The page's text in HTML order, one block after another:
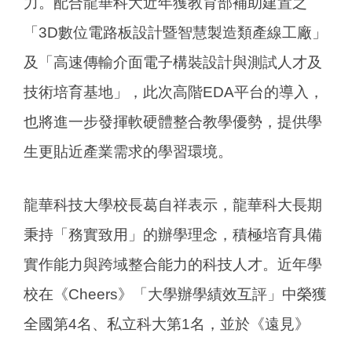
「3D數位電路板設計暨智慧製造類產線工廠」
及「高速傳輸介面電子構裝設計與測試人才及
技術培育基地」，此次高階EDA平台的導入，
也將進一步發揮軟硬體整合教學優勢，提供學
生更貼近產業需求的學習環境。
龍華科技大學校長葛自祥表示，龍華科大長期
秉持「務實致用」的辦學理念，積極培育具備
實作能力與跨域整合能力的科技人才。近年學
校在《Cheers》「大學辦學績效互評」中榮獲
全國第4名、私立科大第1名，並於《遠見》